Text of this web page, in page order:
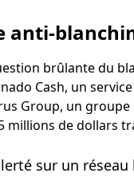
anti-
brûlante du
Cash, un
Group, un
millions de dollars
sur un